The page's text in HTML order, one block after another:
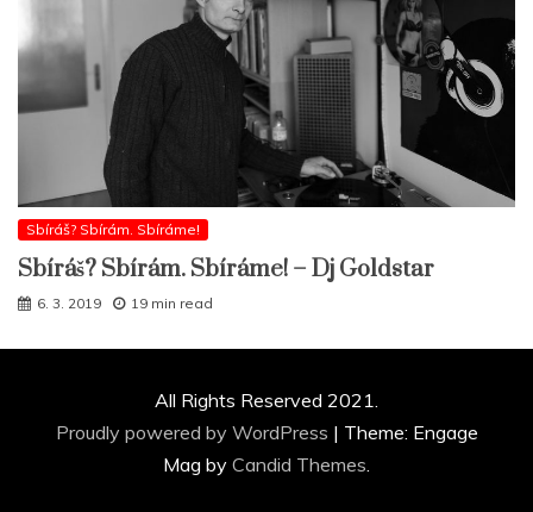
Sbíráš? Sbírám. Sbíráme!
Sbíráš? Sbírám. Sbíráme! – Dj Goldstar
6. 3. 2019 19 min read
All Rights Reserved 2021.
Proudly powered by WordPress | Theme: Engage
Mag by Candid Themes.